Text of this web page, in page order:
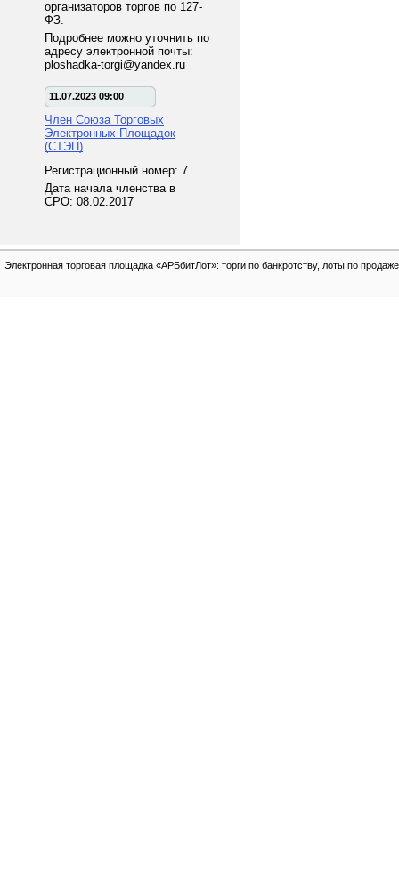
организаторов торгов по 127-
ФЗ.
Подробнее можно уточнить по
адресу электронной почты:
ploshadka-torgi@yandex.ru
11.07.2023 09:00
Член Союза Торговых
Электронных Площадок
(СТЭП)
Регистрационный номер: 7
Дата начала членства в
СРО: 08.02.2017
Электронная торговая площадка «АРБбитЛот»: торги по банкротству, лоты по